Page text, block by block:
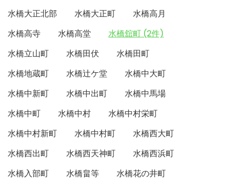
水橋大正北部
水橋大正町
水橋高月
水橋高寺
水橋高堂
水橋舘町 (2件)
水橋立山町
水橋田伏
水橋田町
水橋地蔵町
水橋辻ケ堂
水橋中大町
水橋中新町
水橋中出町
水橋中馬場
水橋中町
水橋中村
水橋中村栄町
水橋中村新町
水橋中村町
水橋西大町
水橋西出町
水橋西天神町
水橋西浜町
水橋入部町
水橋畠等
水橋花の井町